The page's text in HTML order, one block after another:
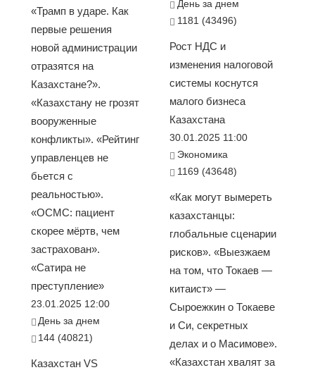
«Трамп в ударе. Как
первые решения
новой администрации
отразятся на
Казахстане?».
«Казахстану не грозят
вооруженные
конфликты». «Рейтинг
управленцев не
бьется с
реальностью».
«ОСМС: пациент
скорее мёртв, чем
застрахован».
«Сатира не
преступление»
23.01.2025 12:00
День за днем
144 (40821)
Казахстан VS
День за днем
1181 (43496)
Рост НДС и
изменения налоговой
системы коснутся
малого бизнеса
Казахстана
30.01.2025 11:00
Экономика
1169 (43648)
«Как могут вымереть
казахстанцы:
глобальные сценарии
рисков». «Выезжаем
на том, что Токаев —
китаист» —
Сыроежкин о Токаеве
и Си, секретных
делах и о Масимове».
«Казахстан хвалят за